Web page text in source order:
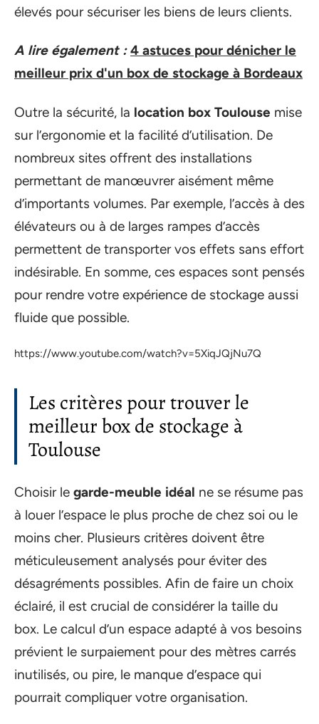
élevés pour sécuriser les biens de leurs clients.
A lire également : 4 astuces pour dénicher le
meilleur prix d'un box de stockage à Bordeaux
Outre la sécurité, la location box Toulouse mise
sur l’ergonomie et la facilité d’utilisation. De
nombreux sites offrent des installations
permettant de manœuvrer aisément même
d’importants volumes. Par exemple, l’accès à des
élévateurs ou à de larges rampes d’accès
permettent de transporter vos effets sans effort
indésirable. En somme, ces espaces sont pensés
pour rendre votre expérience de stockage aussi
fluide que possible.
https://www.youtube.com/watch?v=5XiqJQjNu7Q
Les critères pour trouver le
meilleur box de stockage à
Toulouse
Choisir le garde-meuble idéal ne se résume pas
à louer l’espace le plus proche de chez soi ou le
moins cher. Plusieurs critères doivent être
méticuleusement analysés pour éviter des
désagréments possibles. Afin de faire un choix
éclairé, il est crucial de considérer la taille du
box. Le calcul d’un espace adapté à vos besoins
prévient le surpaiement pour des mètres carrés
inutilisés, ou pire, le manque d’espace qui
pourrait compliquer votre organisation.